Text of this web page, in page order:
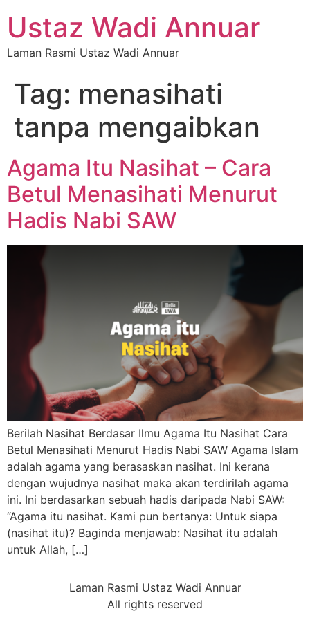
Ustaz Wadi Annuar
Laman Rasmi Ustaz Wadi Annuar
Tag: menasihati
tanpa mengaibkan
Agama Itu Nasihat – Cara
Betul Menasihati Menurut
Hadis Nabi SAW
Berilah Nasihat Berdasar Ilmu Agama Itu Nasihat Cara
Betul Menasihati Menurut Hadis Nabi SAW Agama Islam
adalah agama yang berasaskan nasihat. Ini kerana
dengan wujudnya nasihat maka akan terdirilah agama
ini. Ini berdasarkan sebuah hadis daripada Nabi SAW:
“Agama itu nasihat. Kami pun bertanya: Untuk siapa
(nasihat itu)? Baginda menjawab: Nasihat itu adalah
untuk Allah, […]
Laman Rasmi Ustaz Wadi Annuar
All rights reserved